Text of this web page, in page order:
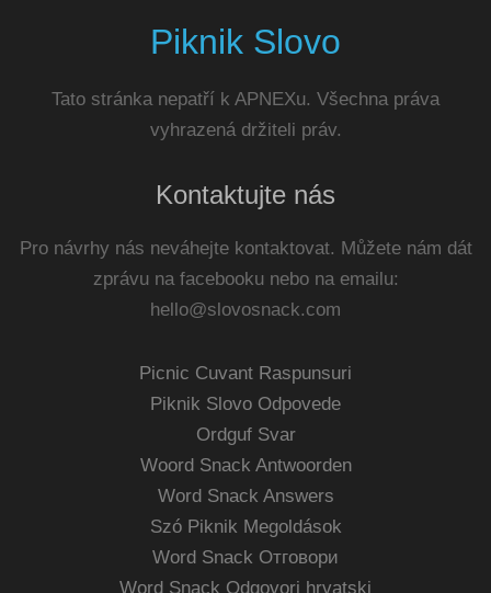
Piknik Slovo
Tato stránka nepatří k APNEXu. Všechna práva
vyhrazená držiteli práv.
Kontaktujte nás
Pro návrhy nás neváhejte kontaktovat. Můžete nám dát
zprávu na facebooku nebo na emailu:
hello@slovosnack.com
Picnic Cuvant Raspunsuri
Piknik Slovo Odpovede
Ordguf Svar
Woord Snack Antwoorden
Word Snack Answers
Szó Piknik Megoldások
Word Snack Отговори
Word Snack Odgovori hrvatski